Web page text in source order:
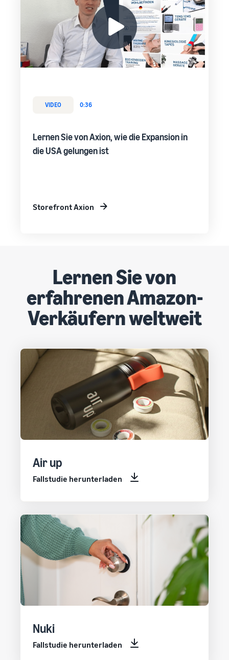
VIDEO 0:36
Lernen Sie von Axion, wie die Expansion in
die USA gelungen ist
Storefront Axion
Lernen Sie von
erfahrenen Amazon-
Verkäufern weltweit
Air up
Fallstudie herunterladen
Nuki
Fallstudie herunterladen